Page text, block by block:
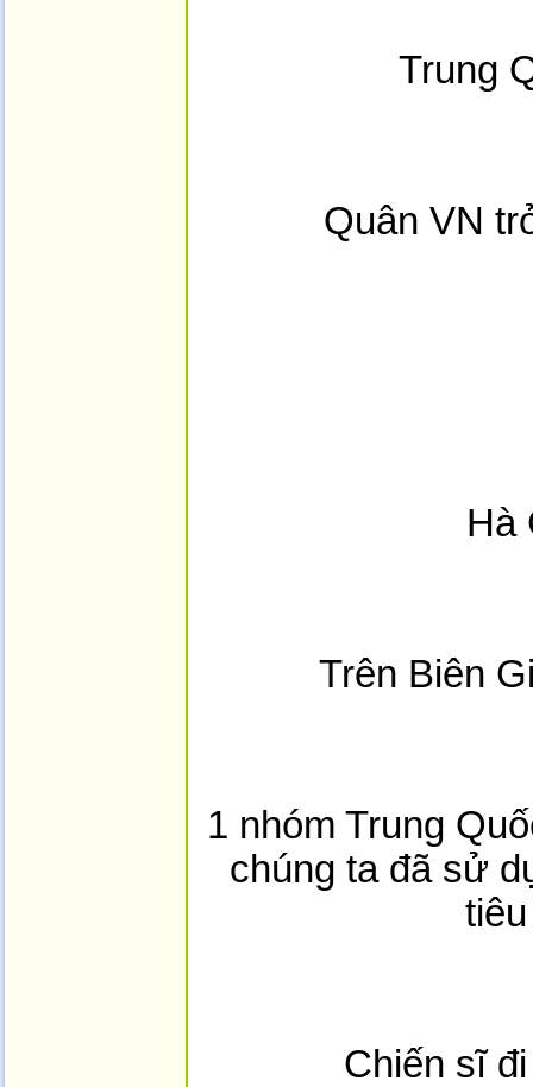
Trung
Quân VN
Hà
Trên Biên
1 nhóm Trung
chúng ta đã sử
Chiến sĩ